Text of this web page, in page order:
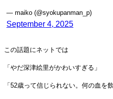
— maiko (@syokupanman_p)
September 4, 2025
この話題にネットでは
「やだ深津絵里がかわいすぎる」
「52歳って信じられない。何の血を